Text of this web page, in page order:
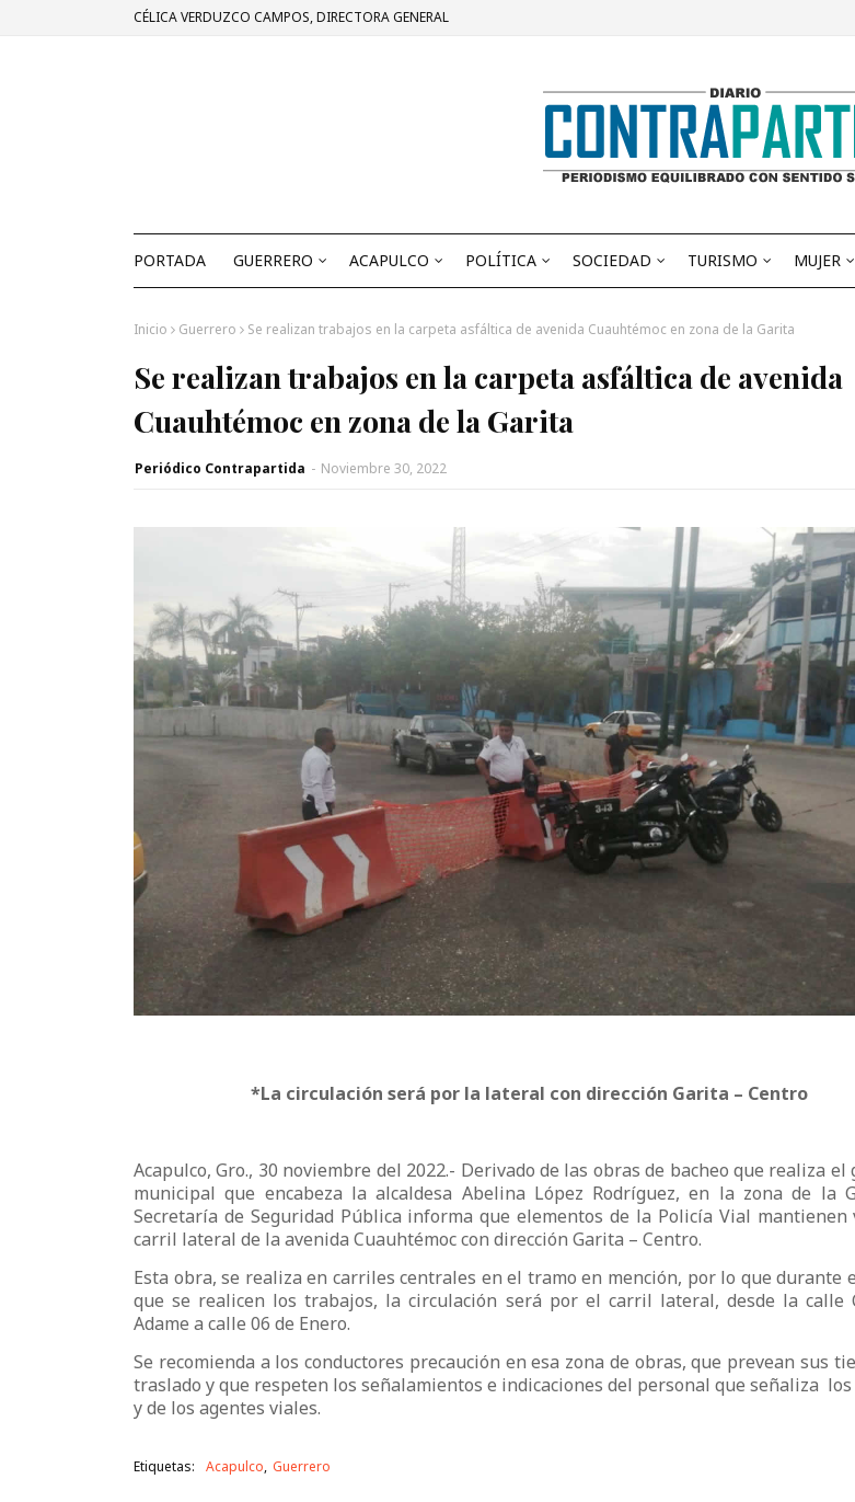
CÉLICA VERDUZCO CAMPOS, DIRECTORA GENERAL
PORTADA GUERRERO ACAPULCO POLÍTICA SOCIEDAD TURISMO MUJER
Inicio Guerrero Se realizan trabajos en la carpeta asfáltica de avenida Cuauhtémoc en zona de la Garita
Se realizan trabajos en la carpeta asfáltica de avenida
Cuauhtémoc en zona de la Garita
Periódico Contrapartida - Noviembre 30, 2022
*La circulación será por la lateral con dirección Garita – Centro
Acapulco, Gro., 30 noviembre del 2022.- Derivado de las obras de bacheo que realiza el
municipal que encabeza la alcaldesa Abelina López Rodríguez, en la zona de la
Secretaría de Seguridad Pública informa que elementos de la Policía Vial mantienen
carril lateral de la avenida Cuauhtémoc con dirección Garita – Centro.
Esta obra, se realiza en carriles centrales en el tramo en mención, por lo que durante
que se realicen los trabajos, la circulación será por el carril lateral, desde la calle
Adame a calle 06 de Enero.
Se recomienda a los conductores precaución en esa zona de obras, que prevean sus
traslado y que respeten los señalamientos e indicaciones del personal que señaliza
y de los agentes viales.
Etiquetas: Acapulco Guerrero